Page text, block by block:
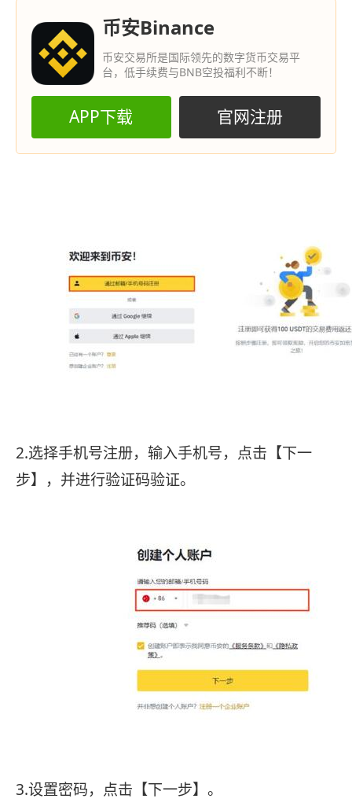
币安Binance
币安交易所是国际领先的数字货币交易平
台，低手续费与BNB空投福利不断！
APP下载 官网注册
2.选择手机号注册，输入手机号，点击【下一
步】，并进行验证码验证。
3.设置密码，点击【下一步】。